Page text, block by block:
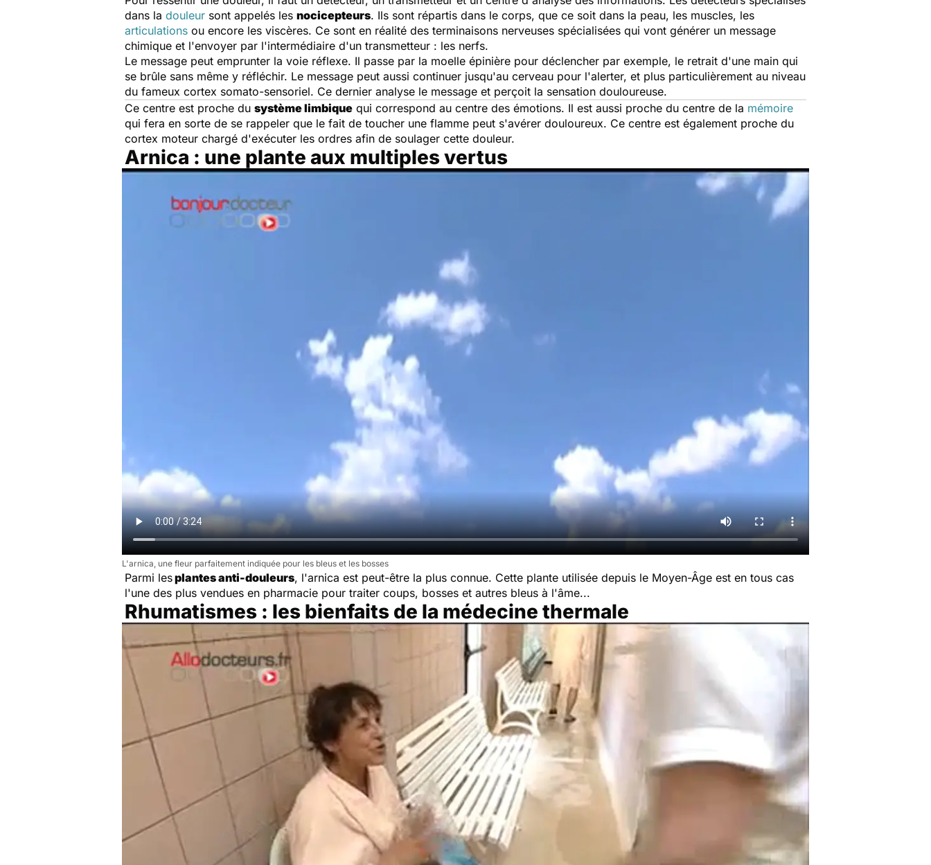
dans la douleur sont appelés les nocicepteurs. Ils sont répartis dans le corps, que ce soit dans la peau, les muscles, les
articulations ou encore les viscères. Ce sont en réalité des terminaisons nerveuses spécialisées qui vont générer un message
chimique et l'envoyer par l'intermédiaire d'un transmetteur : les nerfs.
Le message peut emprunter la voie réflexe. Il passe par la moelle épinière pour déclencher par exemple, le retrait d'une main qui
se brûle sans même y réfléchir. Le message peut aussi continuer jusqu'au cerveau pour l'alerter, et plus particulièrement au niveau
du fameux cortex somato-sensoriel. Ce dernier analyse le message et perçoit la sensation douloureuse.
Ce centre est proche du système limbique qui correspond au centre des émotions. Il est aussi proche du centre de la mémoire
qui fera en sorte de se rappeler que le fait de toucher une flamme peut s'avérer douloureux. Ce centre est également proche du
cortex moteur chargé d'exécuter les ordres afin de soulager cette douleur.
Arnica : une plante aux multiples vertus
L'arnica, une fleur parfaitement indiquée pour les bleus et les bosses
Parmi lesplantes anti-douleurs, l'arnica est peut-être la plus connue. Cette plante utilisée depuis le Moyen-Âge est en tous cas
l'une des plus vendues en pharmacie pour traiter coups, bosses et autres bleus à l'âme...
Rhumatismes : les bienfaits de la médecine thermale